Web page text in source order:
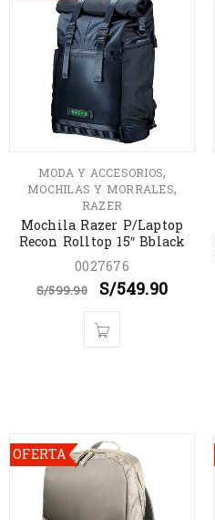
MODA Y ACCESORIOS,
MOCHILAS Y MORRALES,
RAZER
Mochila Razer P/Laptop
Recon Rolltop 15″ Bblack
0027676
S/599.90 S/549.90
OFERTA